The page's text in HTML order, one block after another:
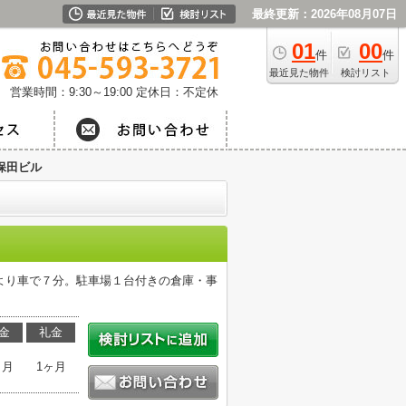
最終更新：2026年08月07日
01件
最近見た物件
00件
検討リスト
営業時間：9:30～19:00 定休日：不定休
田ビル
車で７分。駐車場１台付きの倉庫・事
礼金
1ヶ月